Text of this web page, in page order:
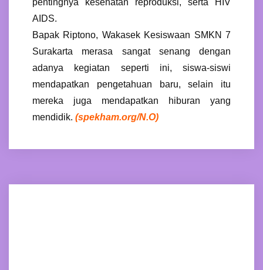
pentingnya kesehatan reproduksi, serta HIV
AIDS.
Bapak Riptono, Wakasek Kesiswaan SMKN 7
Surakarta merasa sangat senang dengan
adanya kegiatan seperti ini, siswa-siswi
mendapatkan pengetahuan baru, selain itu
mereka juga mendapatkan hiburan yang
mendidik. (spekham.org/N.O)